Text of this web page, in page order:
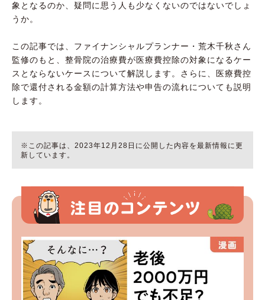
象となるのか、疑問に思う人も少なくないのではないでしょ
うか。
この記事では、ファイナンシャルプランナー・荒木千秋さん
監修のもと、整骨院の治療費が医療費控除の対象になるケー
スとならないケースについて解説します。さらに、医療費控
除で還付される金額の計算方法や申告の流れについても説明
します。
※この記事は、2023年12月28日に公開した内容を最新情報に更
新しています。